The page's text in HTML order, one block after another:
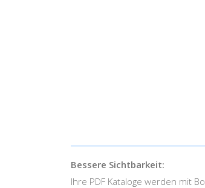
Bessere Sichtbarkeit:
Ihre PDF Kataloge werden mit